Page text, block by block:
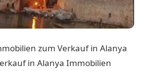
zum Verkauf in Alanya
in Alanya Immobilien